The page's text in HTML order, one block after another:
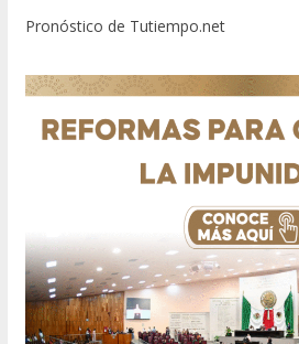
Pronóstico de Tutiempo.net